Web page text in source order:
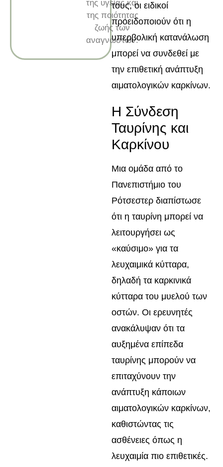
της υγείας και
της ποιότητας
ζωής των
αναγνωστών.
τους, οι ειδικοί
προειδοποιούν ότι η
υπερβολική κατανάλωση
μπορεί να συνδεθεί με
την επιθετική ανάπτυξη
αιματολογικών καρκίνων.
Η Σύνδεση
Ταυρίνης και
Καρκίνου
Μια ομάδα από το
Πανεπιστήμιο του
Ρότσεστερ διαπίστωσε
ότι η ταυρίνη μπορεί να
λειτουργήσει ως
«καύσιμο» για τα
λευχαιμικά κύτταρα,
δηλαδή τα καρκινικά
κύτταρα του μυελού των
οστών. Οι ερευνητές
ανακάλυψαν ότι τα
αυξημένα επίπεδα
ταυρίνης μπορούν να
επιταχύνουν την
ανάπτυξη κάποιων
αιματολογικών καρκίνων,
καθιστώντας τις
ασθένειες όπως η
λευχαιμία πιο επιθετικές.